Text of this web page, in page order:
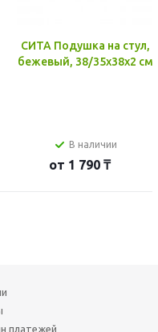
СИТА Подушка на стул,
бежевый, 38/35x38x2 см
В наличии
от 1 790 ₸
платежей